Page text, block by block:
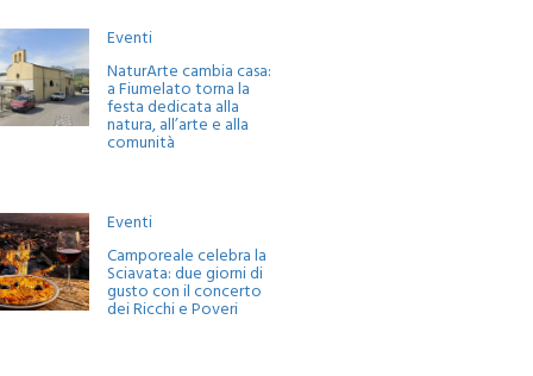
Eventi
NaturArte cambia casa:
a Fiumelato torna la
festa dedicata alla
natura, all’arte e alla
comunità
Eventi
Camporeale celebra la
Sciavata: due giorni di
gusto con il concerto
dei Ricchi e Poveri